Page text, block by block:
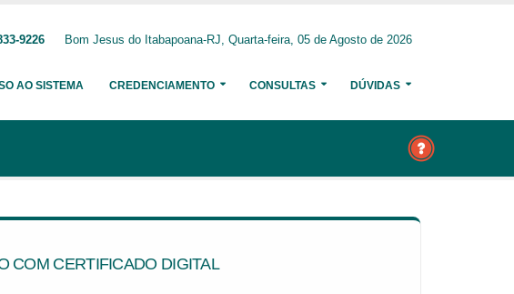
9226 Bom Jesus do Itabapoana-RJ, Quarta-feira, 05 de Agosto de 2026
AO SISTEMA CREDENCIAMENTO CONSULTAS DÚVIDAS
COM CERTIFICADO DIGITAL